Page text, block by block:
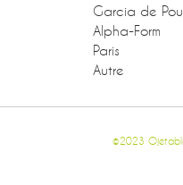
Garcia de Pou
Alpha-Form
Paris
Autre
©2023